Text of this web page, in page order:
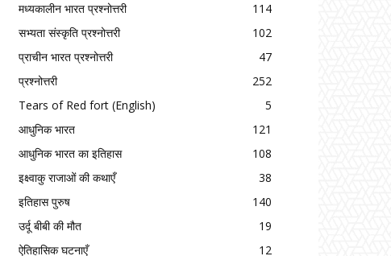
मध्यकालीन भारत प्रश्नोत्तरी
114
सभ्यता संस्कृति प्रश्नोत्तरी
102
प्राचीन भारत प्रश्नोत्तरी
47
प्रश्नोत्तरी
252
Tears of Red fort (English)
5
आधुनिक भारत
121
आधुनिक भारत का इतिहास
108
इक्ष्वाकु राजाओं की कथाएँ
38
इतिहास पुरुष
140
उर्दू बीबी की मौत
19
ऐतिहासिक घटनाएँ
12